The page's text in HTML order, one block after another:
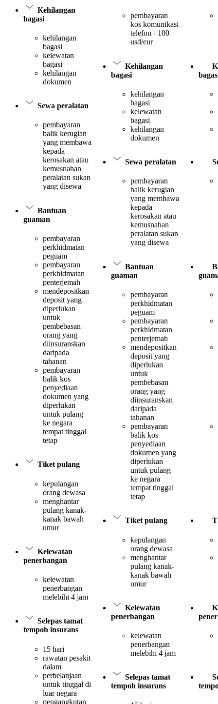
Kehilangan
bagasi
kehilangan
bagasi
kelewatan
bagasi
kehilangan
dokumen
Sewa peralatan
pembayaran
balik kerugian
yang membawa
kepada
kerosakan atau
kemusnahan
peralatan sukan
yang disewa
Bantuan
guaman
pembayaran
perkhidmatan
peguam
pembayaran
perkhidmatan
penterjemah
mendepositkan
deposit yang
diperlukan
untuk
pembebasan
orang yang
diinsuranskan
daripada
tahanan
pembayaran
balik kos
penyediaan
dokumen yang
diperlukan
untuk pulang
ke negara
tempat tinggal
tetap
Tiket pulang
kepulangan
orang dewasa
menghantar
pulang kanak-
kanak bawah
umur
Kelewatan
penerbangan
kelewatan
penerbangan
melebihi 4 jam
Selepas tamat
tempoh insurans
15 hari
rawatan pesakit
dalam
perbelanjaan
untuk tinggal di
luar negara
pengangkutan
pembayaran
kos komunikasi
telefon - 100
usd/eur
Kehilangan
bagasi
kehilangan
bagasi
kelewatan
bagasi
kehilangan
dokumen
Sewa peralatan
pembayaran
balik kerugian
yang membawa
kepada
kerosakan atau
kemusnahan
peralatan sukan
yang disewa
Bantuan
guaman
pembayaran
perkhidmatan
peguam
pembayaran
perkhidmatan
penterjemah
mendepositkan
deposit yang
diperlukan
untuk
pembebasan
orang yang
diinsuranskan
daripada
tahanan
pembayaran
balik kos
penyediaan
dokumen yang
diperlukan
untuk pulang
ke negara
tempat tinggal
tetap
Tiket pulang
kepulangan
orang dewasa
menghantar
pulang kanak-
kanak bawah
umur
Kelewatan
penerbangan
kelewatan
penerbangan
melebihi 4 jam
Selepas tamat
tempoh insurans